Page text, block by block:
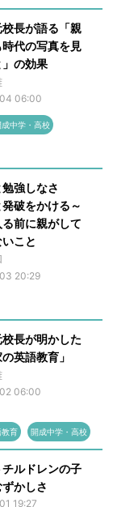
長が語る「親
代の写真を見
の効果
06:00
成中学・高校
勉強しなさ
破をかける～
前に親がして
こと
20:29
長が明かした
の英語教育」
06:00
教育 開成中学・高校
ルドレンの子
かしさ
19:27